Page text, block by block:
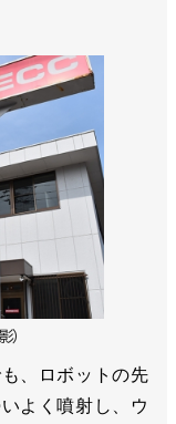
、ロボットの先
よく噴射し、ウ